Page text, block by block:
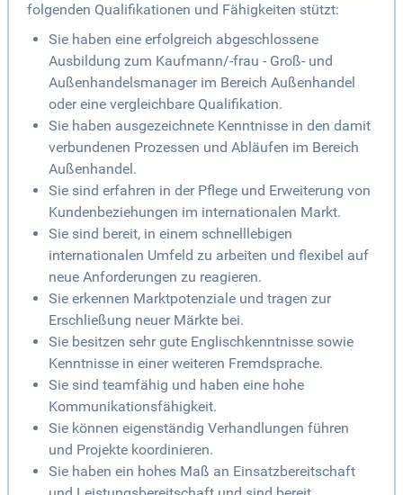
folgenden Qualifikationen und Fähigkeiten stützt:
Sie haben eine erfolgreich abgeschlossene
Ausbildung zum Kaufmann/-frau - Groß- und
Außenhandelsmanager im Bereich Außenhandel
oder eine vergleichbare Qualifikation.
Sie haben ausgezeichnete Kenntnisse in den damit
verbundenen Prozessen und Abläufen im Bereich
Außenhandel.
Sie sind erfahren in der Pflege und Erweiterung von
Kundenbeziehungen im internationalen Markt.
Sie sind bereit, in einem schnelllebigen
internationalen Umfeld zu arbeiten und flexibel auf
neue Anforderungen zu reagieren.
Sie erkennen Marktpotenziale und tragen zur
Erschließung neuer Märkte bei.
Sie besitzen sehr gute Englischkenntnisse sowie
Kenntnisse in einer weiteren Fremdsprache.
Sie sind teamfähig und haben eine hohe
Kommunikationsfähigkeit.
Sie können eigenständig Verhandlungen führen
und Projekte koordinieren.
Sie haben ein hohes Maß an Einsatzbereitschaft